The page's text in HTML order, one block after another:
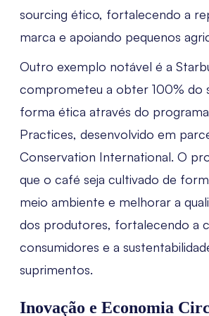
sourcing ético, fortalecendo a
marca e apoiando pequenos
Outro exemplo notável é a
comprometeu a obter 100% do
forma ética através do programa
Practices, desenvolvido em
Conservation International. O
que o café seja cultivado de
meio ambiente e melhorar a
dos produtores, fortalecendo a
consumidores e a
suprimentos.
Inovação e Economia